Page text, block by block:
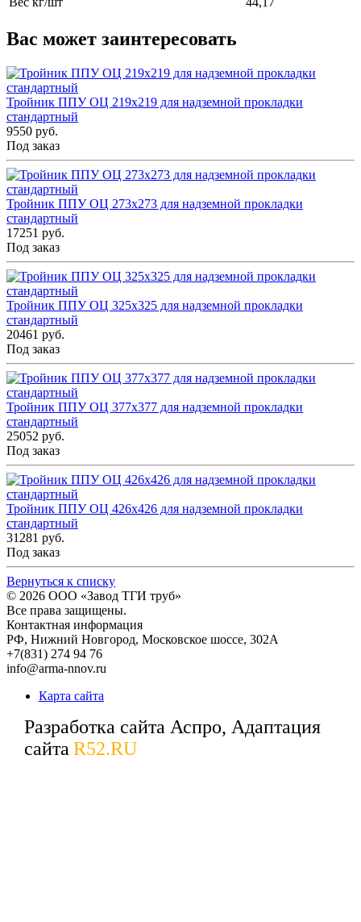
Вас может заинтересовать
Тройник ППУ ОЦ 219x219 для надземной прокладки
стандартный
9550 руб.
Под заказ
Тройник ППУ ОЦ 273x273 для надземной прокладки
стандартный
17251 руб.
Под заказ
Тройник ППУ ОЦ 325x325 для надземной прокладки
стандартный
20461 руб.
Под заказ
Тройник ППУ ОЦ 377x377 для надземной прокладки
стандартный
25052 руб.
Под заказ
Тройник ППУ ОЦ 426x426 для надземной прокладки
стандартный
31281 руб.
Под заказ
Вернуться к списку
© 2026 ООО «Завод ТГИ труб»
Все права защищены.
Контактная информация
РФ, Нижний Новгород, Московское шоссе, 302А
+7(831) 274 94 76
info@arma-nnov.ru
Карта сайта
Разработка сайта Аспро, Адаптация
сайта R52.RU